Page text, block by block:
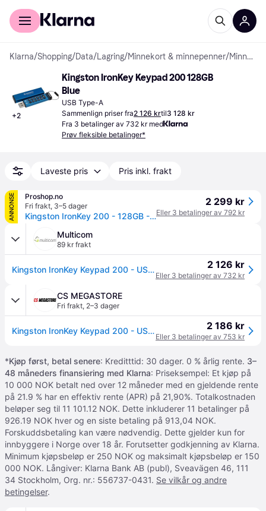
For kunder
Klarna/Shopping/Data/Lagring/Minnekort & minnepenner/ Minnepenner
+2
Kingston IronKey Keypad 200 128GB
Blue
USB Type-A
Sammenlign priser fra2 126 krtil3 128 kr
Fra 3 betalinger av 732 kr med
Prøv fleksible betalinger*
Laveste pris Pris inkl. frakt
ANNONSE
Proshop.no
Fri frakt, 3–5 dager
Kingston IronKey 200 - 128GB - Minnepenn
2 299 kr
Eller 3 betalinger av 792 kr
Multicom
89 kr frakt
Kingston IronKey Keypad 200 - USB-flashstasjon - 128 GB (IKKP200/128GB) 2 126 kr
Eller 3 betalinger av 732 kr
CS MEGASTORE
Fri frakt, 2–3 dager
Kingston IronKey Keypad 200 - USB-flashstasjon - kryptert - FIPS 140-3 Level 3 - 128 GB - USB 3.2 Gen 1 2 186 kr
Eller 3 betalinger av 753 kr
*Kjøp først, betal senere: Kreditttid: 30 dager. 0 % årlig rente. 3–
48 måneders finansiering med Klarna: Priseksempel: Et kjøp på
10 000 NOK betalt ned over 12 måneder med en gjeldende rente
på 21.9 % har en effektiv rente (APR) på 21,90%. Totalkostnaden
beløper seg til 11 101.12 NOK. Dette inkluderer 11 betalinger på
926.19 NOK hver og en siste betaling på 913,04 NOK.
Forskuddsbetaling kan være nødvendig. Dette gjelder kun for
innbyggere i Norge over 18 år. Forutsetter godkjenning av Klarna.
Minimum kjøpsbeløp er 250 NOK og maksimalt kjøpsbeløp er 150
000 NOK. Långiver: Klarna Bank AB (publ), Sveavägen 46, 111
34 Stockholm, Org. nr.: 556737-0431. Se vilkår og andre
betingelser.